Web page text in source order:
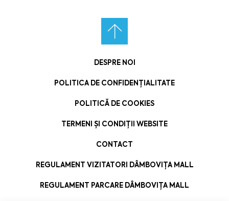
DESPRE NOI
POLITICA DE CONFIDENȚIALITATE
POLITICĂ DE COOKIES
TERMENI ȘI CONDIȚII WEBSITE
CONTACT
REGULAMENT VIZITATORI DÂMBOVIȚA MALL
REGULAMENT PARCARE DÂMBOVIȚA MALL